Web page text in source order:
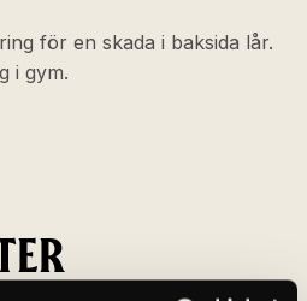
för en skada i baksida lår.
i gym.